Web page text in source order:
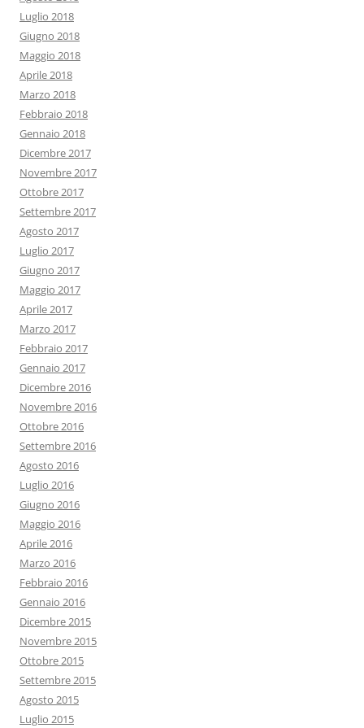
Luglio 2018
Giugno 2018
Maggio 2018
Aprile 2018
Marzo 2018
Febbraio 2018
Gennaio 2018
Dicembre 2017
Novembre 2017
Ottobre 2017
Settembre 2017
Agosto 2017
Luglio 2017
Giugno 2017
Maggio 2017
Aprile 2017
Marzo 2017
Febbraio 2017
Gennaio 2017
Dicembre 2016
Novembre 2016
Ottobre 2016
Settembre 2016
Agosto 2016
Luglio 2016
Giugno 2016
Maggio 2016
Aprile 2016
Marzo 2016
Febbraio 2016
Gennaio 2016
Dicembre 2015
Novembre 2015
Ottobre 2015
Settembre 2015
Agosto 2015
Luglio 2015